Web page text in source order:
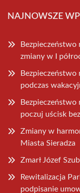
NAJNOWSZE
Bezpieczeństwo
zmiany w I
Bezpieczeństwo
podczas
Bezpieczeństwo
poczuj uścisk
Zmiany w
Miasta Sieradza
Zmarł Józef
Rewitalizacja
podpisanie